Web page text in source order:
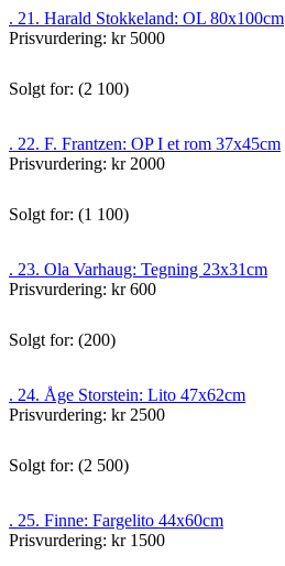
. 21. Harald Stokkeland: OL 80x100cm
Prisvurdering: kr 5000
Solgt for: (2 100)
. 22. F. Frantzen: OP I et rom 37x45cm
Prisvurdering: kr 2000
Solgt for: (1 100)
. 23. Ola Varhaug: Tegning 23x31cm
Prisvurdering: kr 600
Solgt for: (200)
. 24. Åge Storstein: Lito 47x62cm
Prisvurdering: kr 2500
Solgt for: (2 500)
. 25. Finne: Fargelito 44x60cm
Prisvurdering: kr 1500